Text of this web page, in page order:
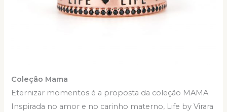
Coleção Mama
Eternizar momentos é a proposta da coleção MAMA.
Inspirada no amor e no carinho materno, Life by Virara